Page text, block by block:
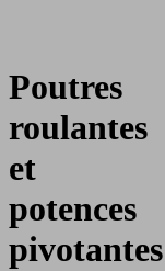
Poutres
roulantes
et
potences
pivotantes